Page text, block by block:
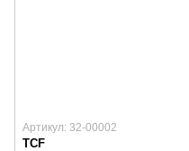
Артикул: 32-00002
TCF